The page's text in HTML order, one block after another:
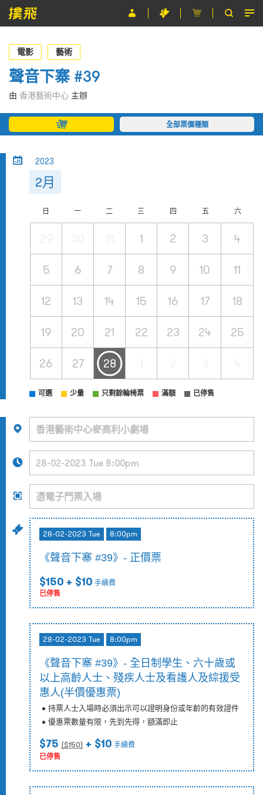
節目
主辦單位
關於撲飛
條款及細則
電影 藝術
聲音下寨 #39
由 香港藝術中心 主辦
全部票價種類
2023
2月
日 一 二 三 四 五 六
1 2 3 4
5 6 7 8 9 10 11
12 13 14 15 16 17 18
19 20 21 22 23 24 25
26 27 28
可選 少量 只剩餘輪椅票 滿額 已停售
28-02-2023 Tue 8:00pm
《聲音下寨 #39》- 正價票
$150 + $10 手續費
已停售
28-02-2023 Tue 8:00pm
《聲音下寨 #39》- 全日制學生、六十歲或
以上高齡人士、殘疾人士及看護人及綜援受
惠人(半價優惠票)
持票人士入場時必須出示可以證明身份或年齡的有效證件
優惠票數量有限，先到先得，額滿即止
$75 ($150) + $10 手續費
已停售